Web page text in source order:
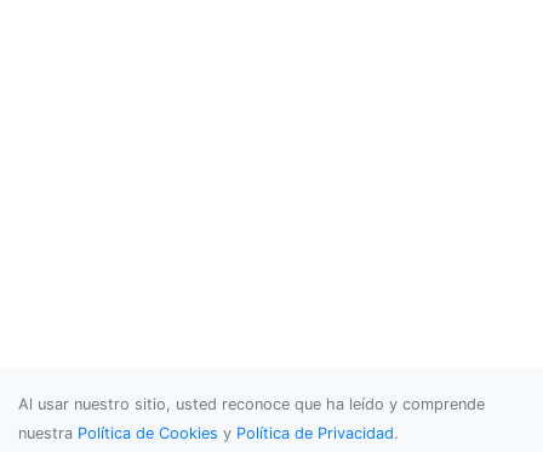
Al usar nuestro sitio, usted reconoce que ha leído y comprende
nuestra Política de Cookies y Política de Privacidad.